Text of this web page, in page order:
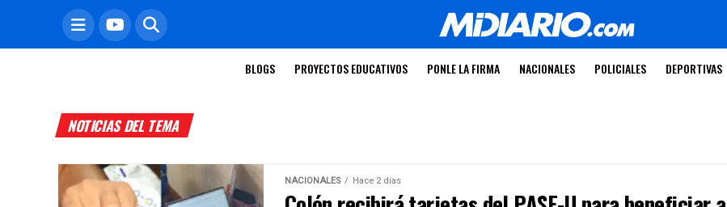
BLOGS PROYECTOS EDUCATIVOS PONLE LA FIRMA NACIONALES POLICIALES DEPORTIVAS
NOTICIAS DEL TEMA
NACIONALES Hace 2 días